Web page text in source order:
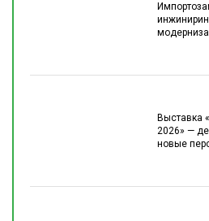
Выставка
2026» —
новые